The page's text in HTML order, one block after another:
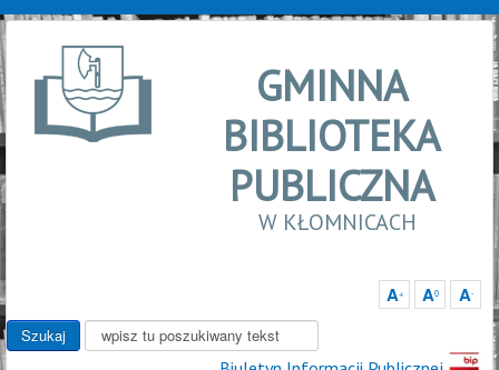
GMINNA
BIBLIOTEKA
PUBLICZNA
W KŁOMNICACH
A+ A0 A-
Szukaj Wyszukaj